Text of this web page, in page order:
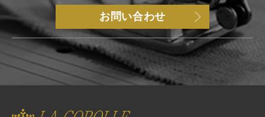
お問い合わせ